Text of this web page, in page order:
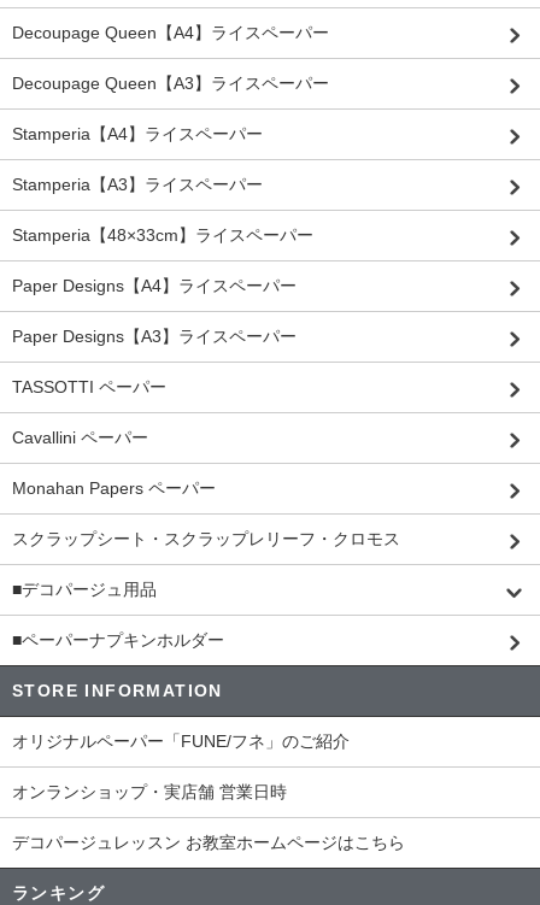
Decoupage Queen【A4】ライスペーパー
Decoupage Queen【A3】ライスペーパー
Stamperia【A4】ライスペーパー
Stamperia【A3】ライスペーパー
Stamperia【48×33cm】ライスペーパー
Paper Designs【A4】ライスペーパー
Paper Designs【A3】ライスペーパー
TASSOTTI ペーパー
Cavallini ペーパー
Monahan Papers ペーパー
スクラップシート・スクラップレリーフ・クロモス
■デコパージュ用品
■ペーパーナプキンホルダー
STORE INFORMATION
オリジナルペーパー「FUNE/フネ」のご紹介
オンランショップ・実店舗 営業日時
デコパージュレッスン お教室ホームページはこちら
ランキング